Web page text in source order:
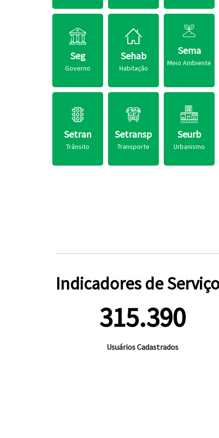
Seg
Governo
Sehab
Habitação
Sema
Meio Ambiente
Setran
Trânsito
Setransp
Transporte
Seurb
Urbanismo
Indicadores de
315.390
Usuários Cadastrados